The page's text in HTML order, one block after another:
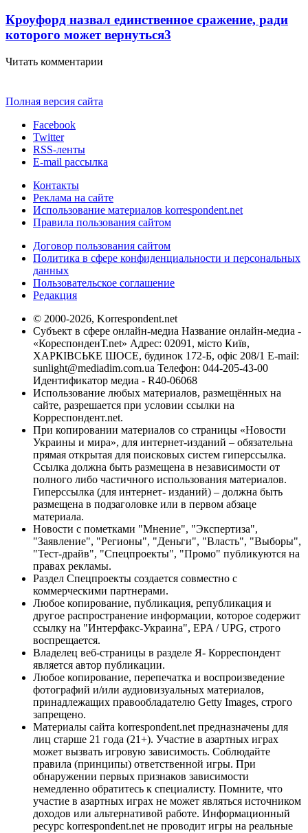
Кроуфорд назвал единственное сражение, ради
которого может вернуться3
Читать комментарии
Полная версия сайта
Facebook
Twitter
RSS-ленты
E-mail рассылка
Контакты
Реклама на сайте
Использование материалов korrespondent.net
Правила пользования сайтом
Договор пользования сайтом
Политика в сфере конфиденциальности и персональных
данных
Пользовательское соглашение
Редакция
© 2000-2026, Korrespondent.net
Субъект в сфере онлайн-медиа Название онлайн-медиа -
«КореспонденТ.net» Адрес: 02091, місто Київ,
ХАРКІВСЬКЕ ШОСЕ, будинок 172-Б, офіс 208/1 E-mail:
sunlight@mediadim.com.ua Телефон: 044-205-43-00
Идентификатор медиа - R40-06068
Использование любых материалов, размещённых на
сайте, разрешается при условии ссылки на
Корреспондент.net.
При копировании материалов со страницы «Новости
Украины и мира», для интернет-изданий – обязательна
прямая открытая для поисковых систем гиперссылка.
Ссылка должна быть размещена в независимости от
полного либо частичного использования материалов.
Гиперссылка (для интернет- изданий) – должна быть
размещена в подзаголовке или в первом абзаце
материала.
Новости с пометками "Мнение", "Экспертиза",
"Заявление", "Регионы", "Деньги", "Власть", "Выборы",
"Тест-драйв", "Спецпроекты", "Промо" публикуются на
правах рекламы.
Раздел Спецпроекты создается совместно с
коммерческими партнерами.
Любое копирование, публикация, републикация и
другое распространение информации, которое содержит
ссылку на "Интерфакс-Украина", EPA / UPG, строго
воспрещается.
Владелец веб-страницы в разделе Я- Корреспондент
является автор публикации.
Любое копирование, перепечатка и воспроизведение
фотографий и/или аудиовизуальных материалов,
принадлежащих правообладателю Getty Images, строго
запрещено.
Материалы сайта korrespondent.net предназначены для
лиц старше 21 года (21+). Участие в азартных играх
может вызвать игровую зависимость. Соблюдайте
правила (принципы) ответственной игры. При
обнаружении первых признаков зависимости
немедленно обратитесь к специалисту. Помните, что
участие в азартных играх не может являться источником
доходов или альтернативой работе. Информационный
ресурс korrespondent.net не проводит игры на реальные